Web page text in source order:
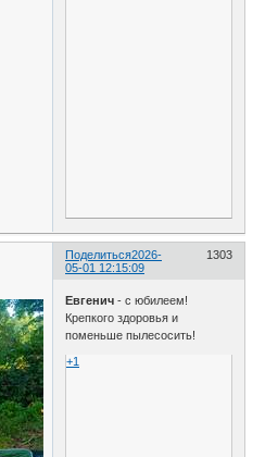
Поделиться 1303
2026-
05-01 12:15:09
Евгенич - с юбилеем!
Крепкого здоровья и
поменьше пылесосить!
+1